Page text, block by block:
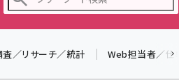
査／リサーチ／統計 Web担当者／仕事